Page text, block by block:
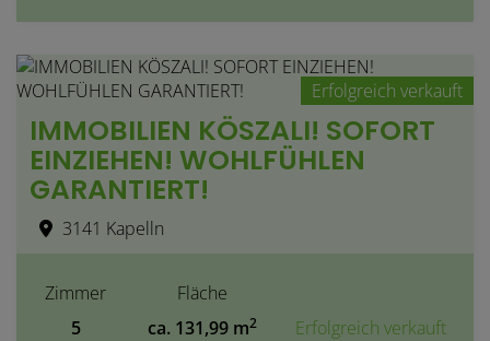
Erfolgreich verkauft
IMMOBILIEN KÖSZALI! SOFORT
EINZIEHEN! WOHLFÜHLEN
GARANTIERT!
3141 Kapelln
Zimmer
5
Fläche
ca. 131,99 m2 Erfolgreich verkauft